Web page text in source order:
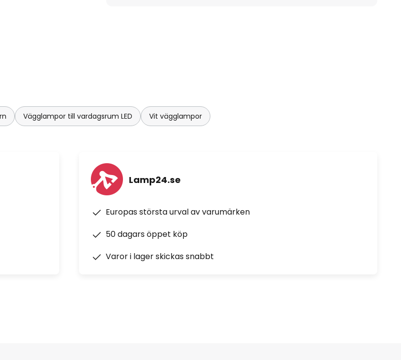
Vägglampor till vardagsrum LED Vit vägglampor
Lamp24.se
Europas största urval av varumärken
50 dagars öppet köp
Varor i lager skickas snabbt